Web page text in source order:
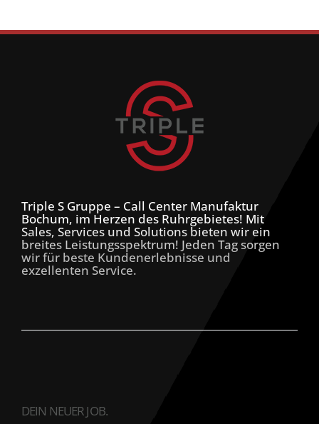
Triple S Gruppe – Call Center Manufaktur
Bochum, im Herzen des Ruhrgebietes! Mit
Sales, Services und Solutions bieten wir ein
breites Leistungsspektrum! Jeden Tag sorgen
wir für beste Kundenerlebnisse und
exzellenten Service.
DEIN NEUER JOB.